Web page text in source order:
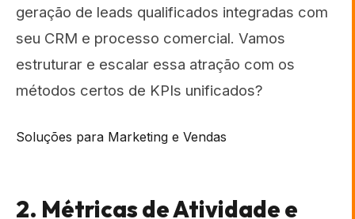
geração de leads qualificados integradas com
seu CRM e processo comercial. Vamos
estruturar e escalar essa atração com os
métodos certos de KPIs unificados?
Soluções para Marketing e Vendas
2. Métricas de Atividade e